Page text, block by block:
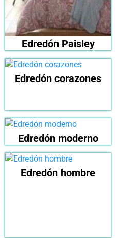
Edredón Paisley
Edredón corazones
Edredón moderno
Edredón hombre